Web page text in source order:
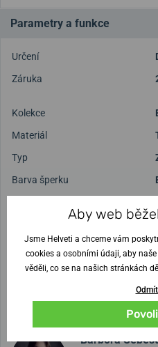
Parametry a funkce
Určení
Záruka
Kolekce
Materiál
Typ
Barva šperku
správnost údajů ručíme. Našli
získejte200 Kčnanákup hodinek.
Garant: Kateřina Žváček
Obraťte se na
Barbora
Aby web
Jsme Helveti a chceme vám
cookies a osobními údaji, aby
věděli, co se na našich stránkách